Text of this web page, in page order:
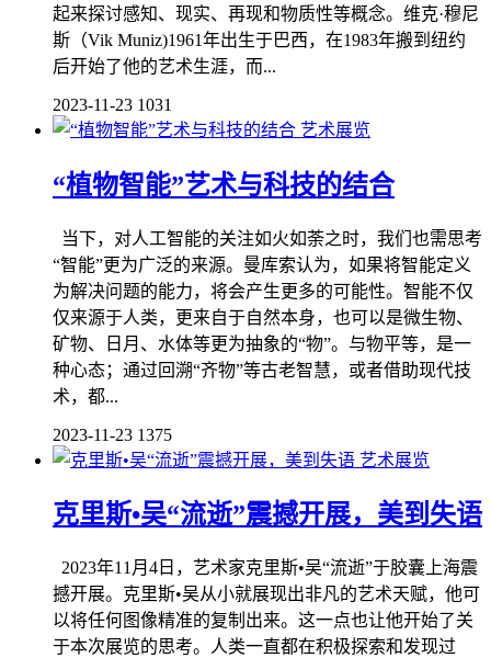
起来探讨感知、现实、再现和物质性等概念。维克·穆尼
斯（Vik Muniz)1961年出生于巴西，在1983年搬到纽约
后开始了他的艺术生涯，而...
2023-11-23 1031
艺术展览
“植物智能”艺术与科技的结合
当下，对人工智能的关注如火如荼之时，我们也需思考
“智能”更为广泛的来源。曼库索认为，如果将智能定义
为解决问题的能力，将会产生更多的可能性。智能不仅
仅来源于人类，更来自于自然本身，也可以是微生物、
矿物、日月、水体等更为抽象的“物”。与物平等，是一
种心态；通过回溯“齐物”等古老智慧，或者借助现代技
术，都...
2023-11-23 1375
艺术展览
克里斯•吴“流逝”震撼开展，美到失语
2023年11月4日，艺术家克里斯•吴“流逝”于胶囊上海震
撼开展。克里斯•吴从小就展现出非凡的艺术天赋，他可
以将任何图像精准的复制出来。这一点也让他开始了关
于本次展览的思考。人类一直都在积极探索和发现过